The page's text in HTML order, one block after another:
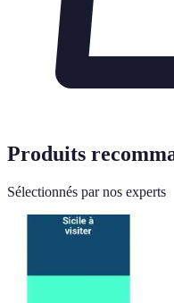
Produits
Sélectionnés par nos experts